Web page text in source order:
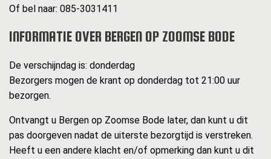
Of bel naar: 085-3031411
INFORMATIE OVER BERGEN OP ZOOMSE BODE
De verschijndag is: donderdag
Bezorgers mogen de krant op donderdag tot 21:00 uur
bezorgen.
Ontvangt u Bergen op Zoomse Bode later, dan kunt u dit
pas doorgeven nadat de uiterste bezorgtijd is verstreken.
Heeft u een andere klacht en/of opmerking dan kunt u dit